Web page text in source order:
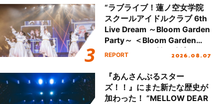
“ラブライブ！蓮ノ空女学院
スクールアイドルクラブ 6th
Live Dream ～Bloom Garden
Party～ ＜Bloom Garden
Party Stage／埼玉公演＞”
REPORT 2026.08.07
『あんさんぶるスター
ズ！！』にまた新たな歴史が
加わった！ “MELLOW DEAR